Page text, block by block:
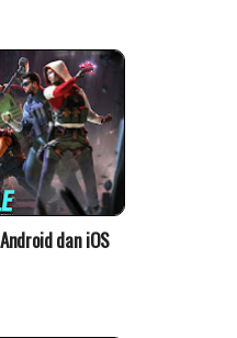
dan iOS